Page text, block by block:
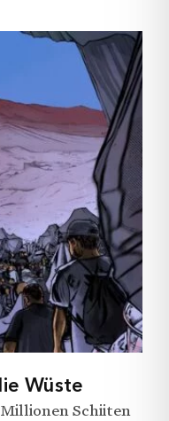
Wüste
Schiiten